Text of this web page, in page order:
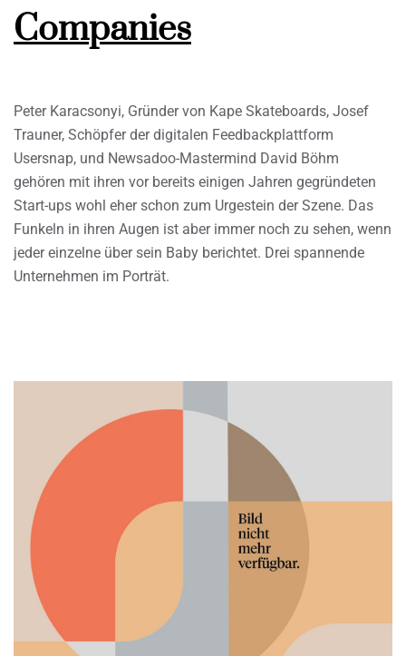
Companies
Peter Karacsonyi, Gründer von Kape Skateboards, Josef
Trauner, Schöpfer der digitalen Feedbackplattform
Usersnap, und Newsadoo-Mastermind David Böhm
gehören mit ihren vor bereits einigen Jahren gegründeten
Start-ups wohl eher schon zum Urgestein der Szene. Das
Funkeln in ihren Augen ist aber immer noch zu sehen, wenn
jeder einzelne über sein Baby berichtet. Drei spannende
Unternehmen im Porträt.